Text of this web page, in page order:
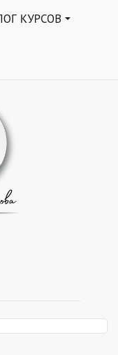
КУРСОВ